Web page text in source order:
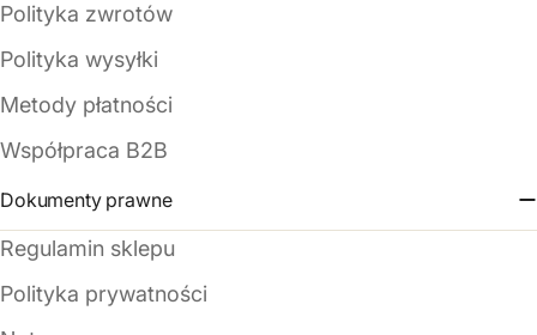
Polityka zwrotów
Polityka wysyłki
Metody płatności
Współpraca B2B
Dokumenty prawne
Regulamin sklepu
Polityka prywatności